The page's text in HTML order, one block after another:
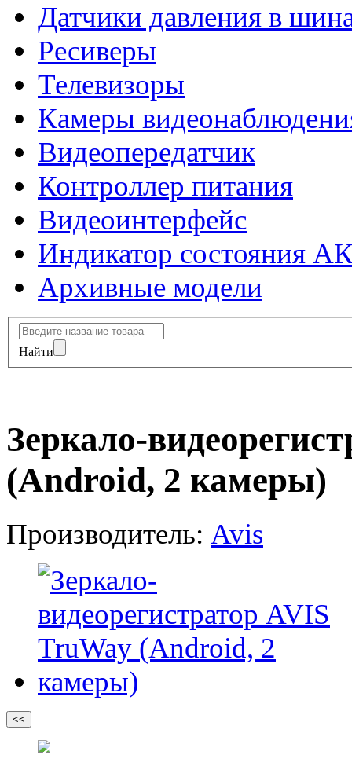
Датчики давления в
Ресиверы
Телевизоры
Камеры
Видеопередатчик
Контроллер питания
Видеоинтерфейс
Индикатор состояния
Архивные модели
Найти
Зеркало-
(Android, 2 камеры)
Производитель: Avis
<<